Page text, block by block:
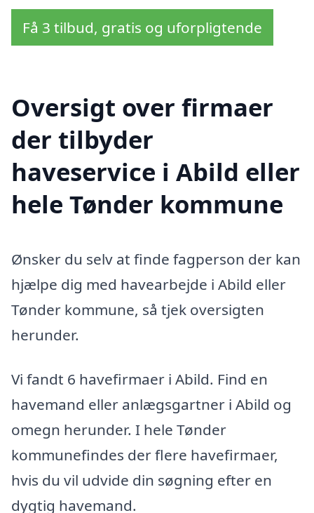
Få 3 tilbud, gratis og uforpligtende
Oversigt over firmaer
der tilbyder
haveservice i Abild eller
hele Tønder kommune
Ønsker du selv at finde fagperson der kan
hjælpe dig med havearbejde i Abild eller
Tønder kommune, så tjek oversigten
herunder.
Vi fandt 6 havefirmaer i Abild. Find en
havemand eller anlægsgartner i Abild og
omegn herunder. I hele Tønder
kommunefindes der flere havefirmaer,
hvis du vil udvide din søgning efter en
dygtig havemand.